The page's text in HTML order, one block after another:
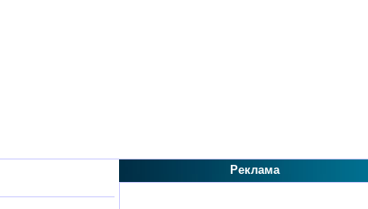
Реклама